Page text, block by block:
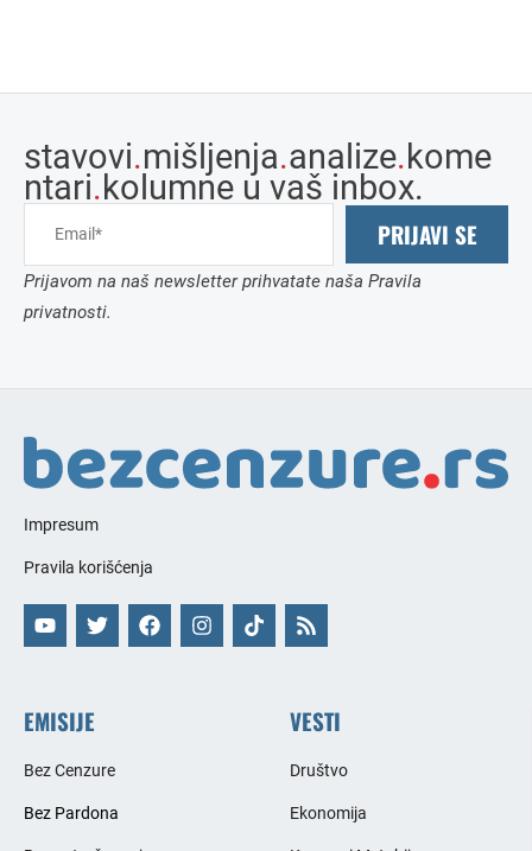
stavovi.mišljenja.analize.kome
ntari.kolumne u vaš inbox.
PRIJAVI SE
Prijavom na naš newsletter prihvatate naša Pravila
privatnosti.
Impresum
Pravila korišćenja
EMISIJE
Bez Cenzure
Bez Pardona
VESTI
Društvo
Ekonomija